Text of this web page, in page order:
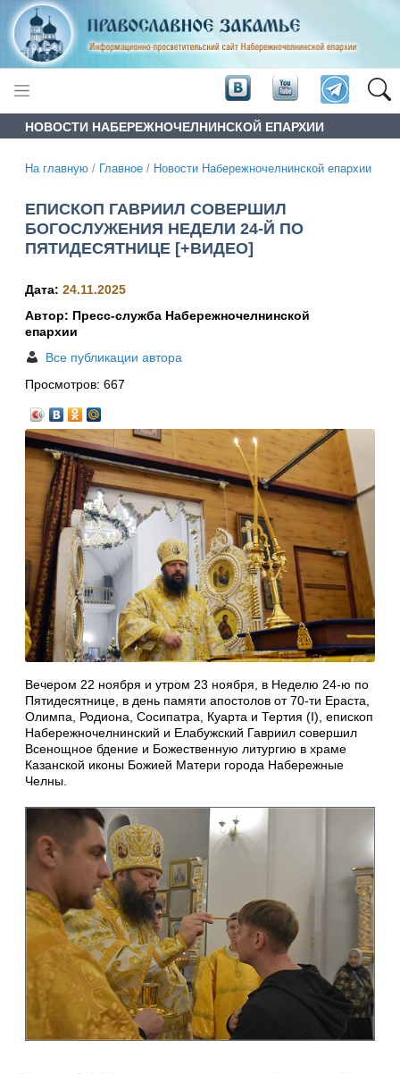
НОВОСТИ НАБЕРЕЖНОЧЕЛНИНСКОЙ ЕПАРХИИ
На главную / Главное / Новости Набережночелнинской епархии
ЕПИСКОП ГАВРИИЛ СОВЕРШИЛ
БОГОСЛУЖЕНИЯ НЕДЕЛИ 24-Й ПО
ПЯТИДЕСЯТНИЦЕ [+ВИДЕО]
Дата: 24.11.2025
Автор: Пресс-служба Набережночелнинской
епархии
Все публикации автора
Просмотров: 667
Вечером 22 ноября и утром 23 ноября, в Неделю 24-ю по
Пятидесятнице, в день памяти апостолов от 70-ти Ераста,
Олимпа, Родиона, Сосипатра, Куарта и Тертия (I), епископ
Набережночелнинский и Елабужский Гавриил совершил
Всенощное бдение и Божественную литургию в храме
Казанской иконы Божией Матери города Набережные
Челны.